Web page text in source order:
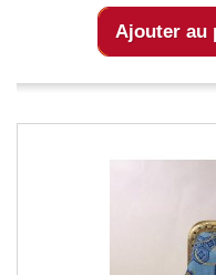
Ajouter au